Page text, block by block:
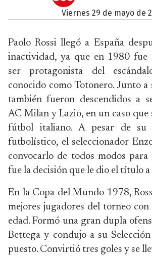
viernes 29 de mayo de
Paolo Rossi llegó a España
inactividad, ya que en 1980 fue
ser protagonista del
conocido como Totonero. Junto
también fueron descendidos a
AC Milan y Lazio, en un caso que
fútbol italiano. A pesar de
futbolístico, el seleccionador
convocarlo de todos modos
fue la decisión que le dio el título
En la Copa del Mundo 1978,
mejores jugadores del torneo con
edad. Formó una gran dupla
Bettega y condujo a su
puesto. Convirtió tres goles y se